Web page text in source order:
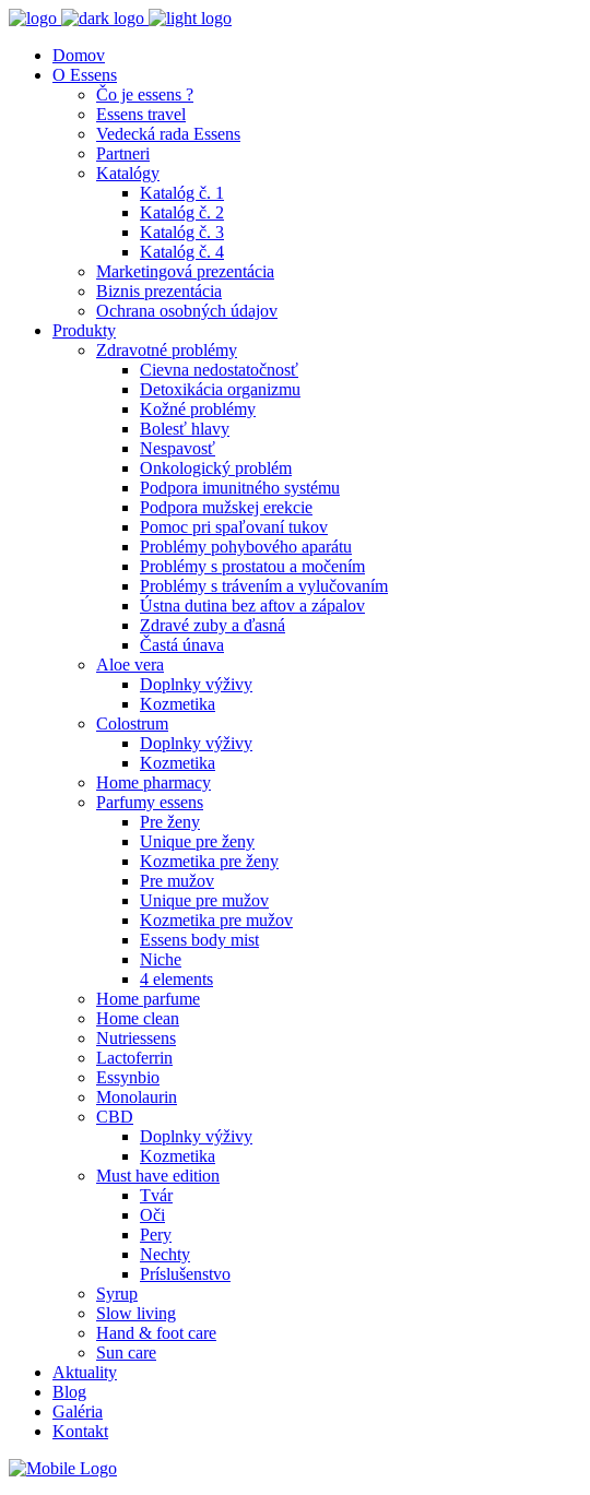
Domov
O Essens
Čo je essens ?
Essens travel
Vedecká rada Essens
Partneri
Katalógy
Katalóg č. 1
Katalóg č. 2
Katalóg č. 3
Katalóg č. 4
Marketingová prezentácia
Biznis prezentácia
Ochrana osobných údajov
Produkty
Zdravotné problémy
Cievna nedostatočnosť
Detoxikácia organizmu
Kožné problémy
Bolesť hlavy
Nespavosť
Onkologický problém
Podpora imunitného systému
Podpora mužskej erekcie
Pomoc pri spaľovaní tukov
Problémy pohybového aparátu
Problémy s prostatou a močením
Problémy s trávením a vylučovaním
Ústna dutina bez aftov a zápalov
Zdravé zuby a ďasná
Častá únava
Aloe vera
Doplnky výživy
Kozmetika
Colostrum
Doplnky výživy
Kozmetika
Home pharmacy
Parfumy essens
Pre ženy
Unique pre ženy
Kozmetika pre ženy
Pre mužov
Unique pre mužov
Kozmetika pre mužov
Essens body mist
Niche
4 elements
Home parfume
Home clean
Nutriessens
Lactoferrin
Essynbio
Monolaurin
CBD
Doplnky výživy
Kozmetika
Must have edition
Tvár
Oči
Pery
Nechty
Príslušenstvo
Syrup
Slow living
Hand & foot care
Sun care
Aktuality
Blog
Galéria
Kontakt